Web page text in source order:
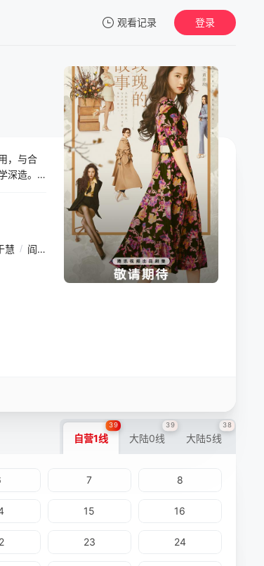
观看记录
暂无观看影片的记录
登录
，与合
造。
离别
慧 / 阎青妤 蓝盈莹 陈瑶 / 吴玉芳 / 侯长荣
自营1线
39
大陆0线
39
大陆5线
38
7 8
15 16
23 24